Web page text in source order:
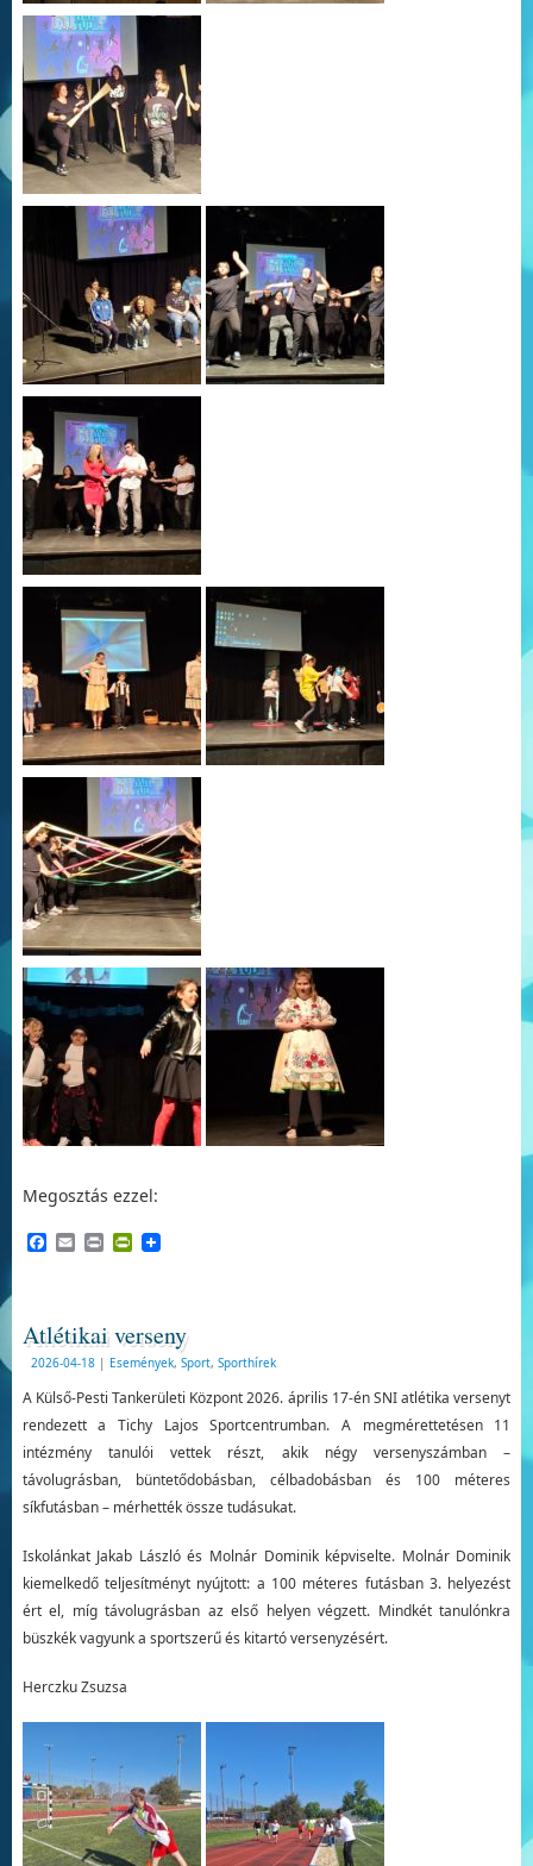
Megosztás ezzel:
Facebook
EmailPrintPrintFriendly
Atlétikai verseny
2026-04-18 | Események, Sport, Sporthírek
A Külső-Pesti Tankerületi Központ 2026. április 17-én SNI atlétika versenyt
rendezett a Tichy Lajos Sportcentrumban. A megmérettetésen 11
intézmény tanulói vettek részt, akik négy versenyszámban –
távolugrásban, büntetődobásban, célbadobásban és 100 méteres
síkfutásban – mérhették össze tudásukat.
Iskolánkat Jakab László és Molnár Dominik képviselte. Molnár Dominik
kiemelkedő teljesítményt nyújtott: a 100 méteres futásban 3. helyezést
ért el, míg távolugrásban az első helyen végzett. Mindkét tanulónkra
büszkék vagyunk a sportszerű és kitartó versenyzésért.
Herczku Zsuzsa